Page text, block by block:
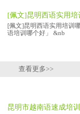
[佩文]昆明西语实用培训
语培训哪个好」 &nb
查看更多>>